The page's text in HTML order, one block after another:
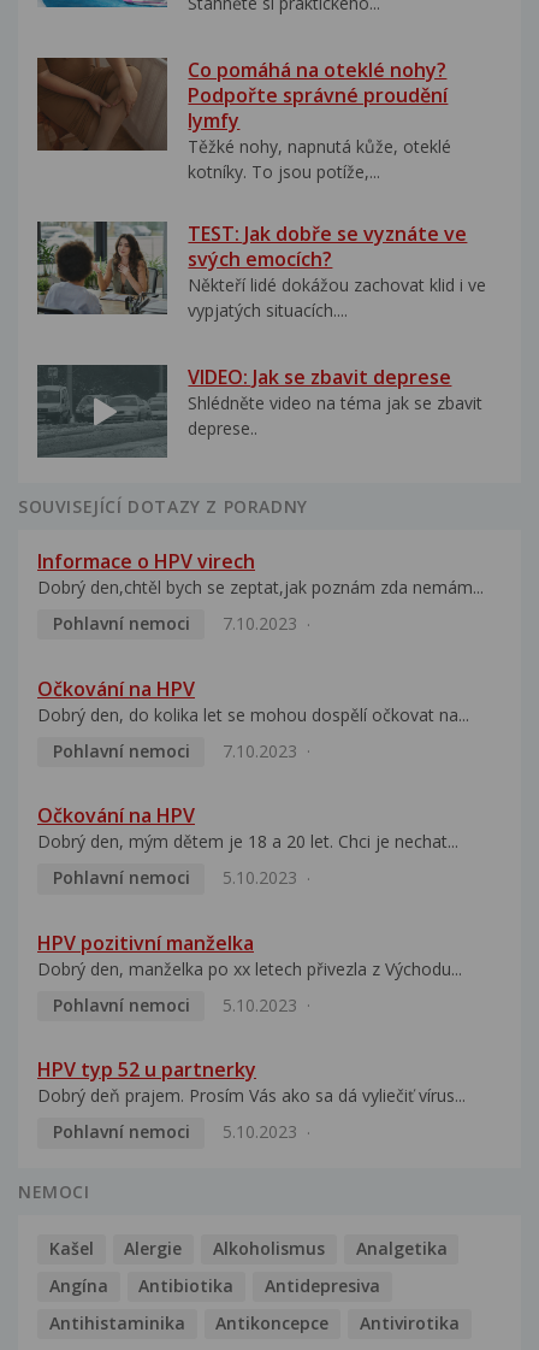
Co pomáhá na oteklé nohy?
Podpořte správné proudění
lymfy
Těžké nohy, napnutá kůže, oteklé
kotníky. To jsou potíže,...
TEST: Jak dobře se vyznáte ve
svých emocích?
Někteří lidé dokážou zachovat klid i ve
vypjatých situacích....
VIDEO: Jak se zbavit deprese
Shlédněte video na téma jak se zbavit
deprese..
SOUVISEJÍCÍ DOTAZY Z PORADNY
Informace o HPV virech
Dobrý den,chtěl bych se zeptat,jak poznám zda nemám...
Pohlavní nemoci
7.10.2023
Očkování na HPV
Dobrý den, do kolika let se mohou dospělí očkovat na...
Pohlavní nemoci
7.10.2023
Očkování na HPV
Dobrý den, mým dětem je 18 a 20 let. Chci je nechat...
Pohlavní nemoci
5.10.2023
HPV pozitivní manželka
Dobrý den, manželka po xx letech přivezla z Východu...
Pohlavní nemoci
5.10.2023
HPV typ 52 u partnerky
Dobrý deň prajem. Prosím Vás ako sa dá vyliečiť vírus...
Pohlavní nemoci
5.10.2023
NEMOCI
Kašel Alergie Alkoholismus
Analgetika
Angína
Antibiotika
Antidepresiva
Antihistaminika
Antikoncepce Antivirotika